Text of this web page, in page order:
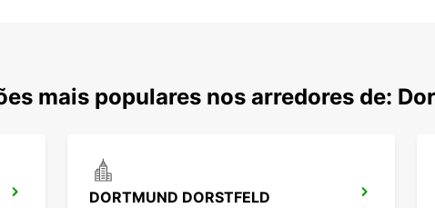
mais populares nos arredores de:
DORTMUND DORSTFELD